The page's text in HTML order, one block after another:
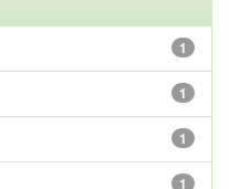
1
1
1
1